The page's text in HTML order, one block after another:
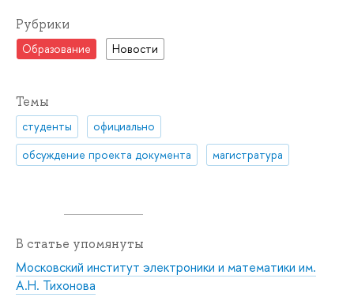
Рубрики
Образование Новости
Темы
студенты
официально
обсуждение проекта документа
магистратура
В статье упомянуты
Московский институт электроники и математики им.
А.Н. Тихонова